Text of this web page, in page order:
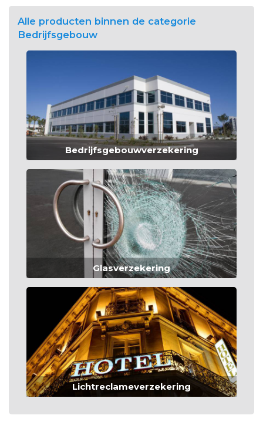
Alle producten binnen de categorie
Bedrijfsgebouw
Bedrijfsgebouwverzekering
Glasverzekering
Lichtreclameverzekering